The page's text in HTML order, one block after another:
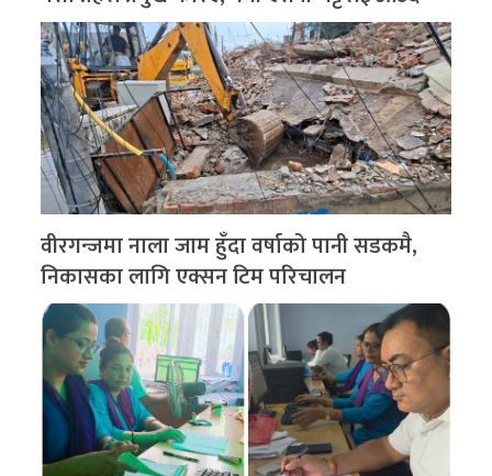
वीरगन्जमा नाला जाम हुँदा वर्षाको पानी सडकमै,
निकासका लागि एक्सन टिम परिचालन